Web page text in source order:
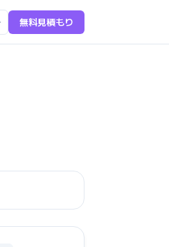
無料見積もり